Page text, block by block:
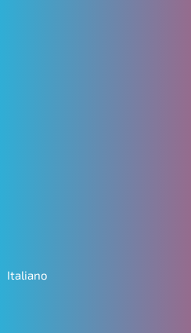
Italiano